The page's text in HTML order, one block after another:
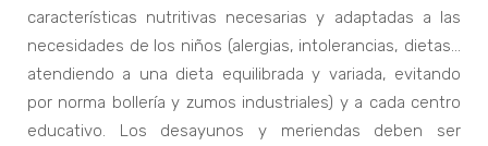
características nutritivas necesarias y adaptadas a las
necesidades de los niños (alergias, intolerancias, dietas...
atendiendo a una dieta equilibrada y variada, evitando
por norma bollería y zumos industriales) y a cada centro
educativo. Los desayunos y meriendas deben ser